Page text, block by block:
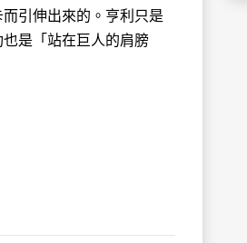
引伸出來的。亨利只是
是「站在巨人的肩膀